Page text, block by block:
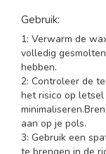
Gebruik:
1: Verwarm de
volledig
hebben.
2: Controleer de
het risico op
aan op je pols.
3: Gebruik een